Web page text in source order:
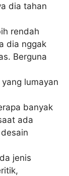
dia tahan
rendah
dia nggak
Berguna
lumayan
banyak
ada
jenis